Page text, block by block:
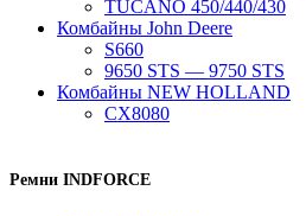
TUCANO 450/440/430
Комбайны John Deere
S660
9650 STS — 9750 STS
Комбайны NEW HOLLAND
CX8080
Ремни INDFORCE